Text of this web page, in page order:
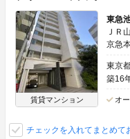
賃貸マンション
東急
ＪＲ
京急
東京
築16
オ
チェックを入れてまとめて